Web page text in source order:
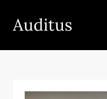
Auditus